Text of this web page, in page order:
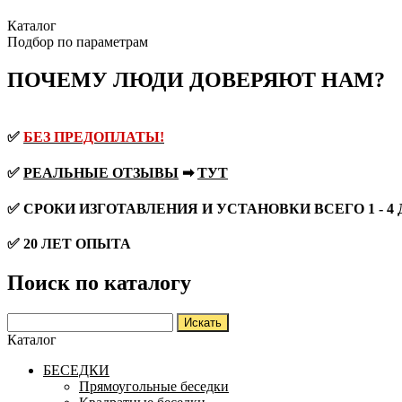
Каталог
Подбор по параметрам
ПОЧЕМУ ЛЮДИ ДОВЕРЯЮТ НАМ?
✅ БЕЗ ПРЕДОПЛАТЫ!
✅ РЕАЛЬНЫЕ ОТЗЫВЫ ➡ТУТ
✅ СРОКИ ИЗГОТАВЛЕНИЯ И УСТАНОВКИ ВСЕГО 1 - 4
✅ 20 ЛЕТ ОПЫТА
Поиск по каталогу
Каталог
БЕСЕДКИ
Прямоугольные беседки